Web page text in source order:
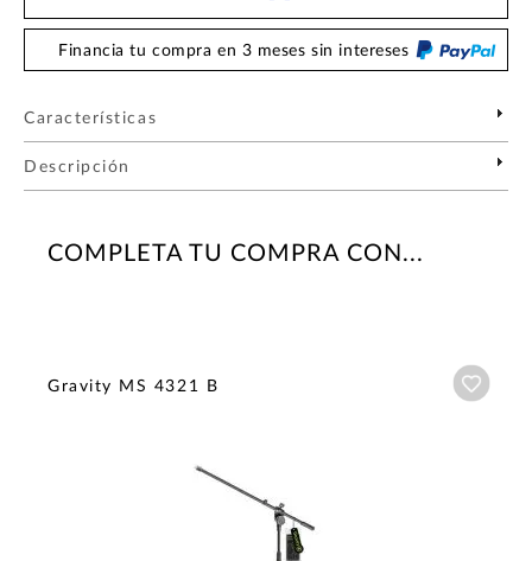
Financia tu compra en 3 meses sin intereses
Características
Descripción
COMPLETA TU COMPRA CON...
Gravity MS 4321 B